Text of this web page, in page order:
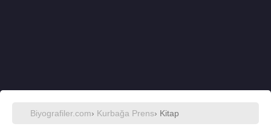
Biyografiler.com› Kurbağa Prens› Kitap